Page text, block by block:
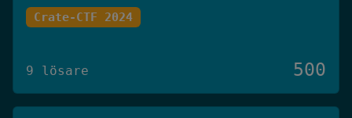
Crate-CTF 2024
9 lösare 500